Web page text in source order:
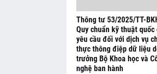
Thông tư 53/2025/TT-
Quy chuẩn kỹ thuật quốc
yêu cầu đối với dịch vụ
thực thông điệp dữ liệu
trưởng Bộ Khoa học và
nghệ ban hành